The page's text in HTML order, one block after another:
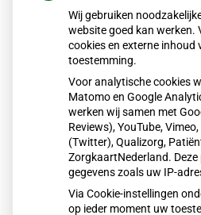
Stressgerelateerde
aanhoudende spanning en
doorslapen lastig wordt.
slaapritme te ondersteunen,
dosering en tijdelijk. Voor
gecombineerde aanpak nodig
slaaphygiëne en eventueel
Lees het hele artikel op:
Wij gebruiken
website goed kan werken.
cookies en externe inhoud
toestemming.
Voor analytische cookies
Matomo en Google
werken wij samen met
Reviews), YouTube,
(Twitter), Qualizorg,
ZorgkaartNederland.
gegevens zoals uw IP-
Via Cookie-instellingen
op ieder moment uw